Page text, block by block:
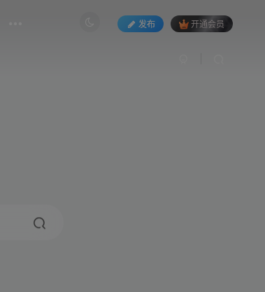
发布 开通会员